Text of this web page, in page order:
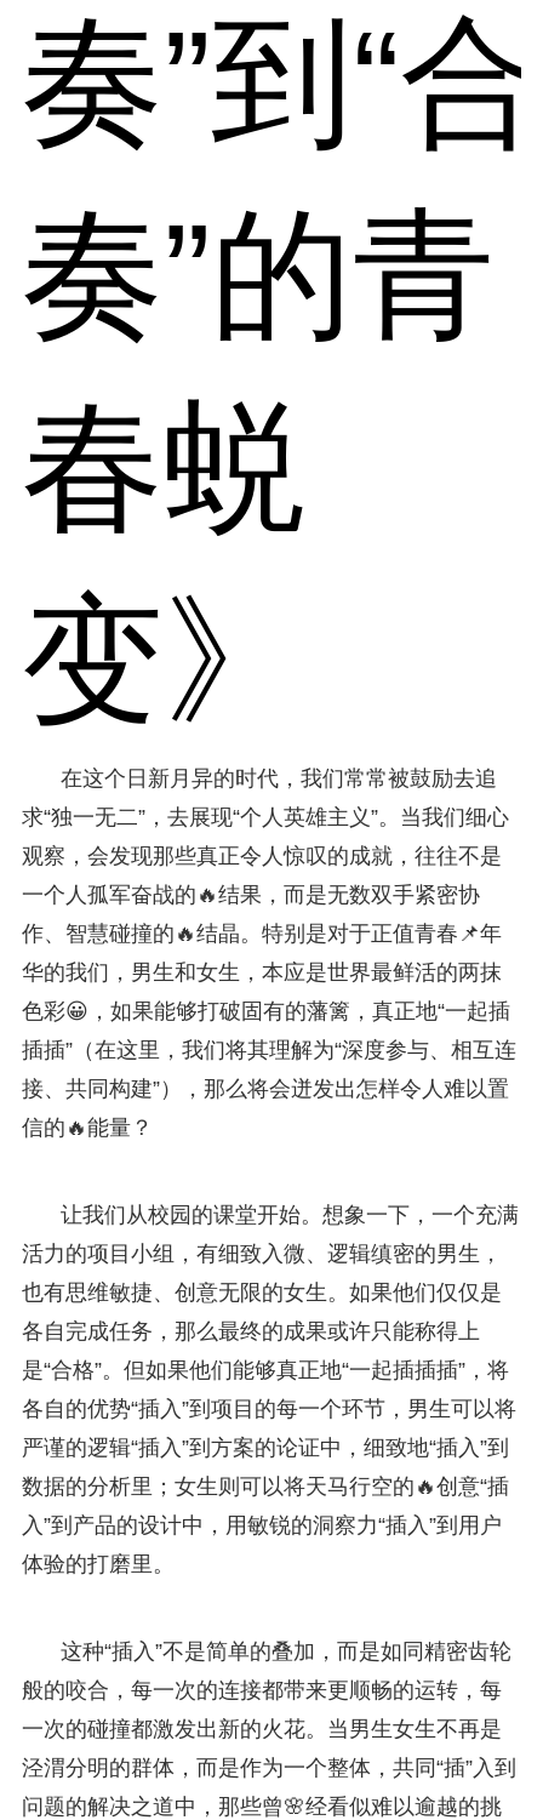
奏”到“合
奏”的青
春蜕
变》
在这个日新月异的时代，我们常常被鼓励去追
求“独一无二”，去展现“个人英雄主义”。当我们细心
观察，会发现那些真正令人惊叹的成就，往往不是
一个人孤军奋战的🔥结果，而是无数双手紧密协
作、智慧碰撞的🔥结晶。特别是对于正值青春📌年
华的我们，男生和女生，本应是世界最鲜活的两抹
色彩😀，如果能够打破固有的藩篱，真正地“一起插
插插”（在这里，我们将其理解为“深度参与、相互连
接、共同构建”），那么将会迸发出怎样令人难以置
信的🔥能量？
让我们从校园的课堂开始。想象一下，一个充满
活力的项目小组，有细致入微、逻辑缜密的男生，
也有思维敏捷、创意无限的女生。如果他们仅仅是
各自完成任务，那么最终的成果或许只能称得上
是“合格”。但如果他们能够真正地“一起插插插”，将
各自的优势“插入”到项目的每一个环节，男生可以将
严谨的逻辑“插入”到方案的论证中，细致地“插入”到
数据的分析里；女生则可以将天马行空的🔥创意“插
入”到产品的设计中，用敏锐的洞察力“插入”到用户
体验的打磨里。
这种“插入”不是简单的叠加，而是如同精密齿轮
般的咬合，每一次的连接都带来更顺畅的运转，每
一次的碰撞都激发出新的火花。当男生女生不再是
泾渭分明的群体，而是作为一个整体，共同“插”入到
问题的解决之道中，那些曾🌸经看似难以逾越的挑